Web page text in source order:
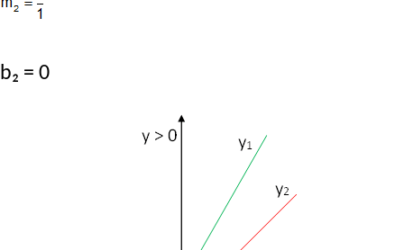
b₂ = 0